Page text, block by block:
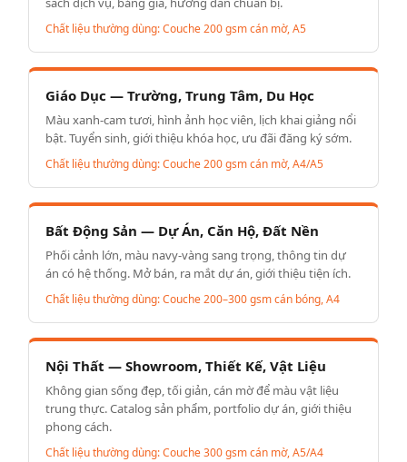
Chất liệu thường dùng: Couche 200 gsm cán mờ, A5
Giáo Dục — Trường, Trung Tâm, Du Học
Màu xanh-cam tươi, hình ảnh học viên, lịch khai giảng nổi
bật. Tuyển sinh, giới thiệu khóa học, ưu đãi đăng ký sớm.
Chất liệu thường dùng: Couche 200 gsm cán mờ, A4/A5
Bất Động Sản — Dự Án, Căn Hộ, Đất Nền
Phối cảnh lớn, màu navy-vàng sang trọng, thông tin dự
án có hệ thống. Mở bán, ra mắt dự án, giới thiệu tiện ích.
Chất liệu thường dùng: Couche 200–300 gsm cán bóng, A4
Nội Thất — Showroom, Thiết Kế, Vật Liệu
Không gian sống đẹp, tối giản, cán mờ để màu vật liệu
trung thực. Catalog sản phẩm, portfolio dự án, giới thiệu
phong cách.
Chất liệu thường dùng: Couche 300 gsm cán mờ, A5/A4